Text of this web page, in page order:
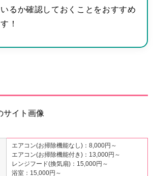
いるか確認しておくことをおすすめ
！
エアコン(お掃除機能なし)：8,000円～
エアコン(お掃除機能付き)：13,000円～
レンジフード(換気扇)：15,000円～
浴室：15,000円～